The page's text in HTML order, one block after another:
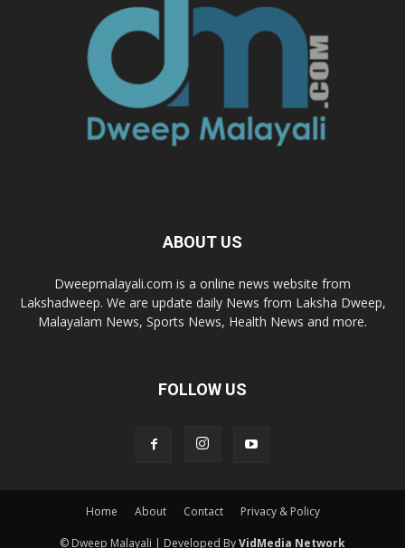
ABOUT US
Dweepmalayali.com is a online news website from
Lakshadweep. We are update daily News from Laksha Dweep,
Malayalam News, Sports News, Health News and more.
FOLLOW US
Home About Contact Privacy & Policy
© Dweep Malayali | Developed ByVidMedia Network